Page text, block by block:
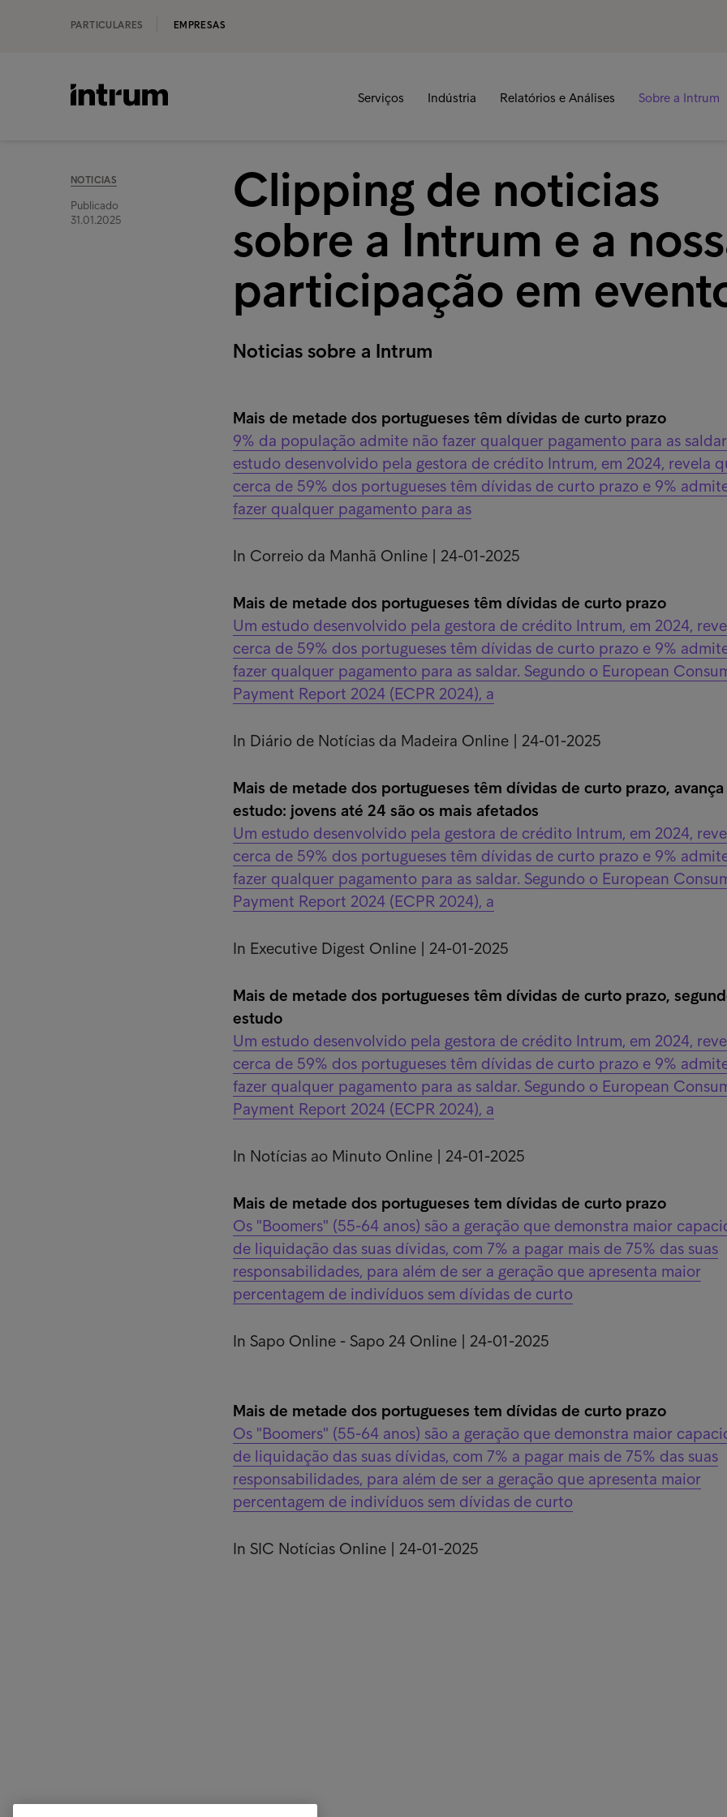
PARTICULARES EMPRESAS
Serviços Indústria Relatórios e Análises Sobre a Intrum
NOTICIAS
Publicado
31.01.2025
Clipping de noticias
sobre a Intrum e a
participação em
Noticias sobre a Intrum
Mais de metade dos portugueses têm dívidas de curto prazo
9% da população admite não fazer qualquer pagamento para as
estudo desenvolvido pela gestora de crédito Intrum, em 2024, revela
cerca de 59% dos portugueses têm dívidas de curto prazo e 9%
fazer qualquer pagamento para as
In Correio da Manhã Online | 24-01-2025
Mais de metade dos portugueses têm dívidas de curto prazo
Um estudo desenvolvido pela gestora de crédito Intrum, em 2024,
cerca de 59% dos portugueses têm dívidas de curto prazo e 9%
fazer qualquer pagamento para as saldar. Segundo o European
Payment Report 2024 (ECPR 2024), a
In Diário de Notícias da Madeira Online | 24-01-2025
Mais de metade dos portugueses têm dívidas de curto prazo, avança
estudo: jovens até 24 são os mais afetados
Um estudo desenvolvido pela gestora de crédito Intrum, em 2024,
cerca de 59% dos portugueses têm dívidas de curto prazo e 9%
fazer qualquer pagamento para as saldar. Segundo o European
Payment Report 2024 (ECPR 2024), a
In Executive Digest Online | 24-01-2025
Mais de metade dos portugueses têm dívidas de curto prazo,
estudo
Um estudo desenvolvido pela gestora de crédito Intrum, em 2024,
cerca de 59% dos portugueses têm dívidas de curto prazo e 9%
fazer qualquer pagamento para as saldar. Segundo o European
Payment Report 2024 (ECPR 2024), a
In Notícias ao Minuto Online | 24-01-2025
Mais de metade dos portugueses tem dívidas de curto prazo
Os "Boomers" (55-64 anos) são a geração que demonstra maior
de liquidação das suas dívidas, com 7% a pagar mais de 75% das suas
responsabilidades, para além de ser a geração que apresenta maior
percentagem de indivíduos sem dívidas de curto
In Sapo Online - Sapo 24 Online | 24-01-2025
Mais de metade dos portugueses tem dívidas de curto prazo
Os "Boomers" (55-64 anos) são a geração que demonstra maior
de liquidação das suas dívidas, com 7% a pagar mais de 75% das suas
responsabilidades, para além de ser a geração que apresenta maior
percentagem de indivíduos sem dívidas de curto
In SIC Notícias Online | 24-01-2025
Relatórios e Análises
Os nossos Parceiros